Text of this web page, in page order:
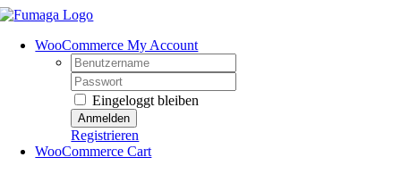
Skip
contentWooCommerce My Account
Username:
Password:
Eingeloggt bleiben
Registrieren
WooCommerce Cart